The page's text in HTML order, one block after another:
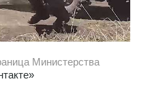
Министерства